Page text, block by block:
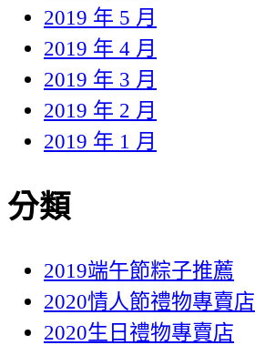
2019 年 5 月
2019 年 4 月
2019 年 3 月
2019 年 2 月
2019 年 1 月
分類
2019端午節粽子推薦
2020情人節禮物專賣店
2020生日禮物專賣店